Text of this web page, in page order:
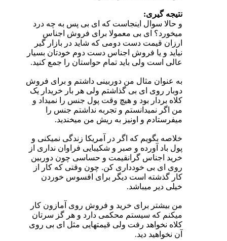
نتیجه گیری:
و حالا سوال اینجاست که ای بی پس به چه درد
میخورد؟ ای بی معمولا برای فروش اجناس
ارزان قیمت دست دومی که شاید در بازار گیر
نیاید و یا فروش اجناس دست دوم خودتان بسیار
عالی است ولی باید تمام حواستان را جمع کنید.
به عنوان مثال من دوربینی داشتم و برای فروش
دوبار روی ای بی گذاشتم ولی هر بار خریدار یک
کلاه بردار بود و هیچ وقت پول جنس را نمیداد و
من اگر نمیدانستم و تجربه نداشتم جنس را
میفرستادم و اونیز به ریش من میخندید.
خلاصه بگویم که اگر در آمریکا زندگی نمیکنی و
پول باد آورده و صبر و شکیبایی فراوان نداری از
خرید اجناس گرانقیمت و حساسی چون دوربین
روی ای بی خودداری کن. چون وقتی که کار از
کار گذشته است دیگر برای افسوس خوردن
خیلی دیر میباشد.
من بیشتر برای خرید و فروش روی آمازون کار
میکنم که سیستم محکمی دارد و هر گز سرتان
کلاه نخواهد رفت ولی قیمتهایی مثل ای بی روی
آن نخواهید دید.